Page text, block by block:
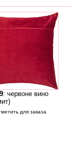
: червоне вино
для заказа